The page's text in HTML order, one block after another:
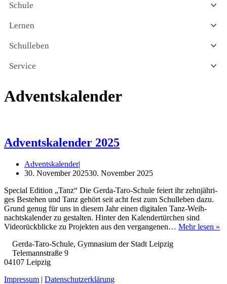
Schule
Lernen
Schulleben
Service
Adventskalender
Adventskalender 2025
Adventskalender
30. November 202530. November 2025
Spe­cial Edi­ti­on „Tanz“ Die Ger­­da-Taro-Schu­­le fei­ert ihr zehn­jäh­ri­
ges Bestehen und Tanz gehört seit acht fest zum Schul­le­ben dazu.
Grund genug für uns in die­sem Jahr einen digi­ta­len Tanz-Wei­h­­
nachts­­ka­­len­­der zu gestal­ten. Hin­ter den Kalen­der­tür­chen sind
Video­rück­bli­cke zu Pro­jek­ten aus den ver­gan­ge­nen… Mehr lesen »
Gerda-Taro-Schule, Gymnasium der Stadt Leipzig
Telemannstraße 9
04107 Leipzig
Impressum | Datenschutzerklärung